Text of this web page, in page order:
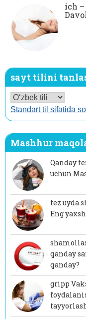
ich
sayt tilini
Standart til sifatida
Mashhur
Qanday
uchun
tez uyda
Eng
qanday
qanday?
gripp